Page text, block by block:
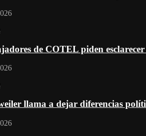
de COTEL piden
llama a dejar diferencias